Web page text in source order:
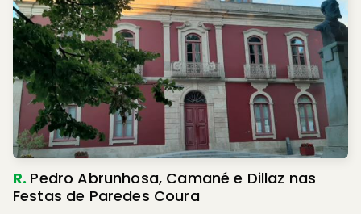
R. Pedro Abrunhosa, Camané e Dillaz nas
Festas de Paredes Coura